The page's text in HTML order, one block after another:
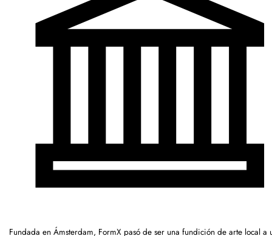
Fundada en Ámsterdam, FormX pasó de ser una fundición de arte local a